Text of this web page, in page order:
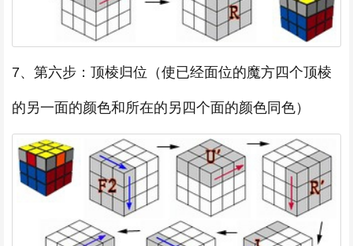
7、第六步：顶棱归位（使已经面位的魔方四个顶棱
的另一面的颜色和所在的另四个面的颜色同色）